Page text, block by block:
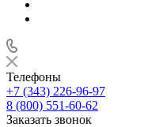
Телефоны
+7 (343) 226-96-97
8 (800) 551-60-62
Заказать звонок